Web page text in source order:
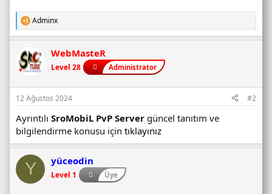
T
e
k
i
l
:
Adminx
WebMasteR
Level 28 Administrator
12 Ağustos 2024 #2
Ayrıntılı SroMobiL PvP Server güncel tanıtım ve
bilgilendirme konusu için tıklayınız
Y yüceodin
Level 1 Üye